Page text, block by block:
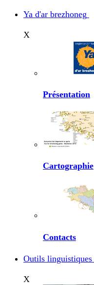
Ya d'ar brezhoneg
X
Présentation
Cartographie
Contacts
Outils linguistiques
X